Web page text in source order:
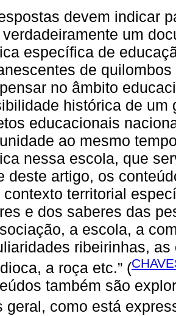
devem indicar
um
específica de
de
no âmbito
histórica de um
educacionais
ao mesmo
nessa escola, que
deste artigo, os
contexto territorial
e dos saberes das
a escola, a
ribeirinhas,
a roça etc.” (
também são
geral, como está